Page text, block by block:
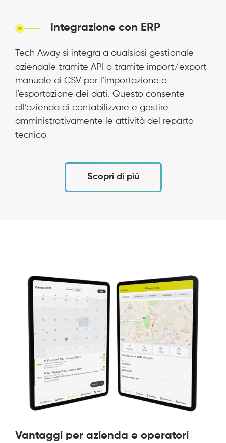
Integrazione con ERP
Tech Away si integra a qualsiasi gestionale
aziendale tramite API o tramite import/export
manuale di CSV per l’importazione e
l’esportazione dei dati. Questo consente
all’azienda di contabilizzare e gestire
amministrativamente le attività del reparto
tecnico
Scopri di piú
Vantaggi per azienda e operatori